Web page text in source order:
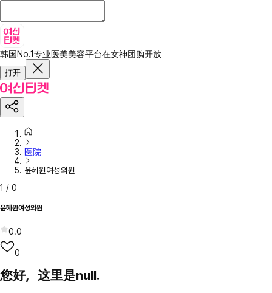
韩国No.1专业医美美容平台在女神团购开放
打开
医院
윤혜원여성의원
1 / 0
윤혜원여성의원
0.0
0
您好，这里是null.